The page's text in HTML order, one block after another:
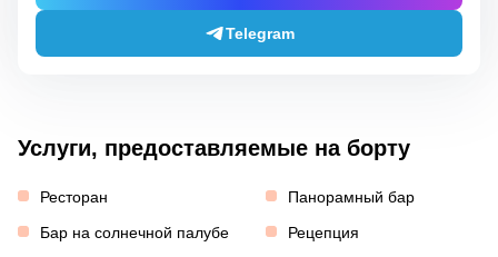
Telegram
Услуги, предоставляемые на борту
Ресторан
Панорамный бар
Бар на солнечной палубе
Рецепция